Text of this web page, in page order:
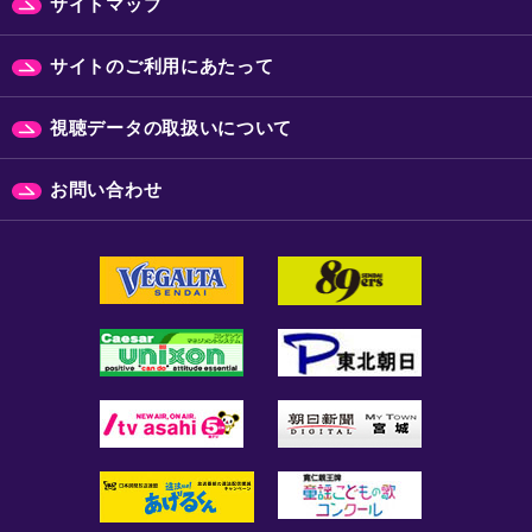
サイトマップ
サイトのご利用にあたって
視聴データの取扱いについて
お問い合わせ